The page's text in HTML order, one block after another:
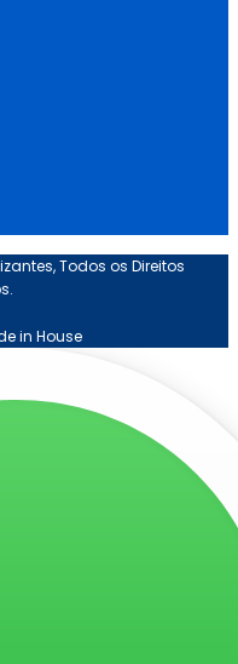
Todos os Direitos
in House